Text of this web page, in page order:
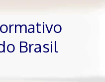
Brasil